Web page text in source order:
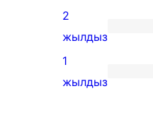
reviews
3-
star
reviews
0
2-
star
2
жылдыз
0
1
жылдыз